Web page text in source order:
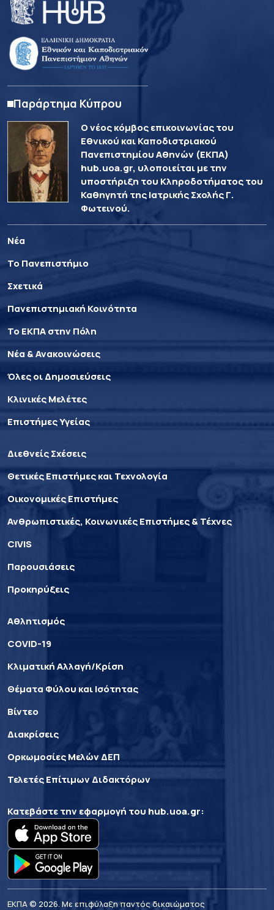
Παράρτημα Κύπρου
Ο νέος κόμβος επικοινωνίας του
Εθνικού και Καποδιστριακού
Πανεπιστημίου Αθηνών (ΕΚΠΑ)
hub.uoa.gr, υλοποιείται με την
υποστήριξη του Κληροδοτήματος του
Καθηγητή της Ιατρικής Σχολής Γ.
Φωτεινού.
Νέα
Το Πανεπιστήμιο
Σχετικά
Πανεπιστημιακή Κοινότητα
Το ΕΚΠΑ στην Πόλη
Νέα & Ανακοινώσεις
Όλες οι Δημοσιεύσεις
Κλινικές Μελέτες
Επιστήμες Υγείας
Διεθνείς Σχέσεις
Θετικές Επιστήμες και Τεχνολογία
Οικονομικές Επιστήμες
Ανθρωπιστικές, Κοινωνικές Επιστήμες & Τέχνες
CIVIS
Παρουσιάσεις
Προκηρύξεις
Αθλητισμός
COVID-19
Κλιματική Αλλαγή/Κρίση
Θέματα Φύλου και Ισότητας
Βίντεο
Διακρίσεις
Ορκωμοσίες Μελών ΔΕΠ
Τελετές Επίτιμων Διδακτόρων
Κατεβάστε την εφαρμογή του hub.uoa.gr:
ΕΚΠΑ © 2026. Με επιφύλαξη παντός δικαιώματος